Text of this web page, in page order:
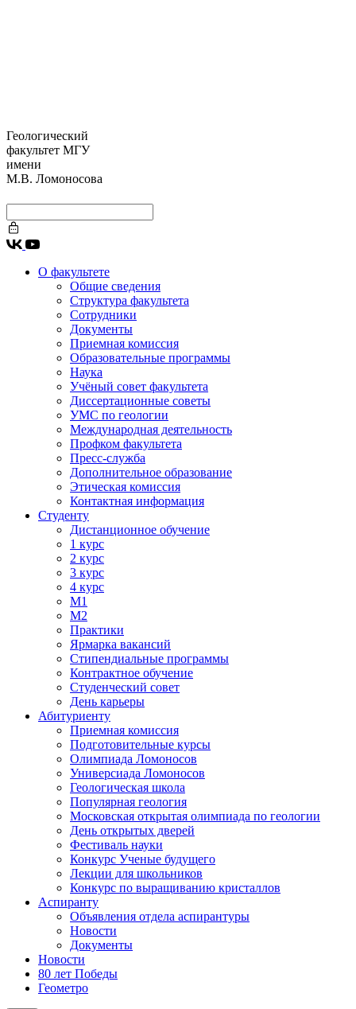
Геологический
факультет МГУ
имени
М.В. Ломоносова
О факультете
Общие сведения
Структура факультета
Сотрудники
Документы
Приемная комиссия
Образовательные программы
Наука
Учёный совет факультета
Диссертационные советы
УМС по геологии
Международная деятельность
Профком факультета
Пресс-служба
Дополнительное образование
Этическая комиссия
Контактная информация
Студенту
Дистанционное обучение
1 курс
2 курс
3 курс
4 курс
М1
М2
Практики
Ярмарка вакансий
Стипендиальные программы
Контрактное обучение
Студенческий совет
День карьеры
Абитуриенту
Приемная комиссия
Подготовительные курсы
Олимпиада Ломоносов
Универсиада Ломоносов
Геологическая школа
Популярная геология
Московская открытая олимпиада по геологии
День открытых дверей
Фестиваль науки
Конкурс Ученые будущего
Лекции для школьников
Конкурс по выращиванию кристаллов
Аспиранту
Объявления отдела аспирантуры
Новости
Документы
Новости
80 лет Победы
Геометро